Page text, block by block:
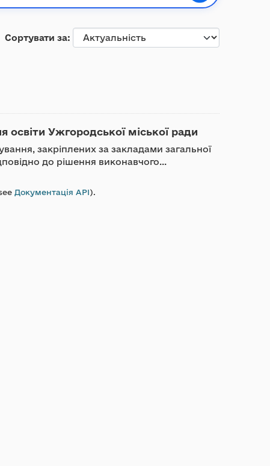
Сортувати за
освіти Ужгородської міської ради
закріплених за закладами загальної
до рішення виконавчого...
Документація API).